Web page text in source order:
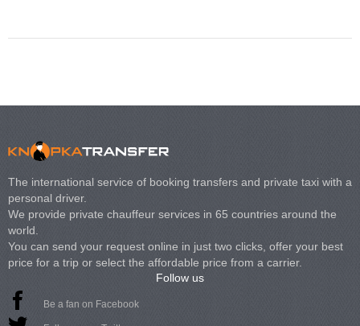
The international service of booking transfers and private taxi with a
personal driver.
We provide private chauffeur services in 65 countries around the
world.
You can send your request online in just two clicks, offer your best
price for a trip or select the affordable price from a carrier.
Follow us
Be a fan on Facebook